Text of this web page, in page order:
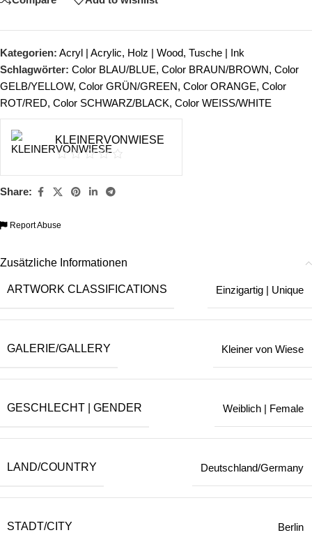
Kategorien: Acryl | Acrylic, Holz | Wood, Tusche | Ink
Schlagwörter: Color BLAU/BLUE, Color BRAUN/BROWN, Color
GELB/YELLOW, Color GRÜN/GREEN, Color ORANGE, Color
ROT/RED, Color SCHWARZ/BLACK, Color WEISS/WHITE
KLEINERVONWIESE
Share:
Report Abuse
Zusätzliche Informationen
ARTWORK CLASSIFICATIONS Einzigartig | Unique
GALERIE/GALLERY Kleiner von Wiese
GESCHLECHT | GENDER Weiblich | Female
LAND/COUNTRY Deutschland/Germany
STADT/CITY Berlin